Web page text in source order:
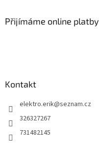
Přijímáme online platby
Kontakt
elektro.erik@seznam.cz
326327267
731482145